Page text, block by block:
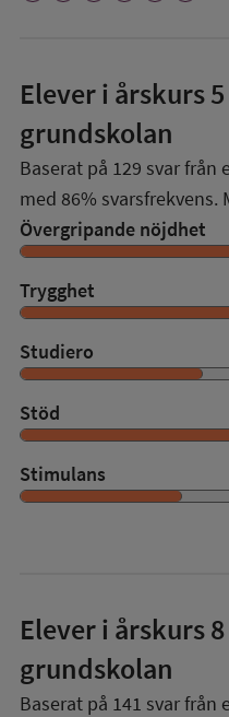
Elever i årskurs 5
grundskolan
Baserat på 129 svar från
med 86% svarsfrekvens.
Övergripande nöjdhet
Trygghet
Studiero
Stöd
Stimulans
Elever i årskurs 8
grundskolan
Baserat på 141 svar från